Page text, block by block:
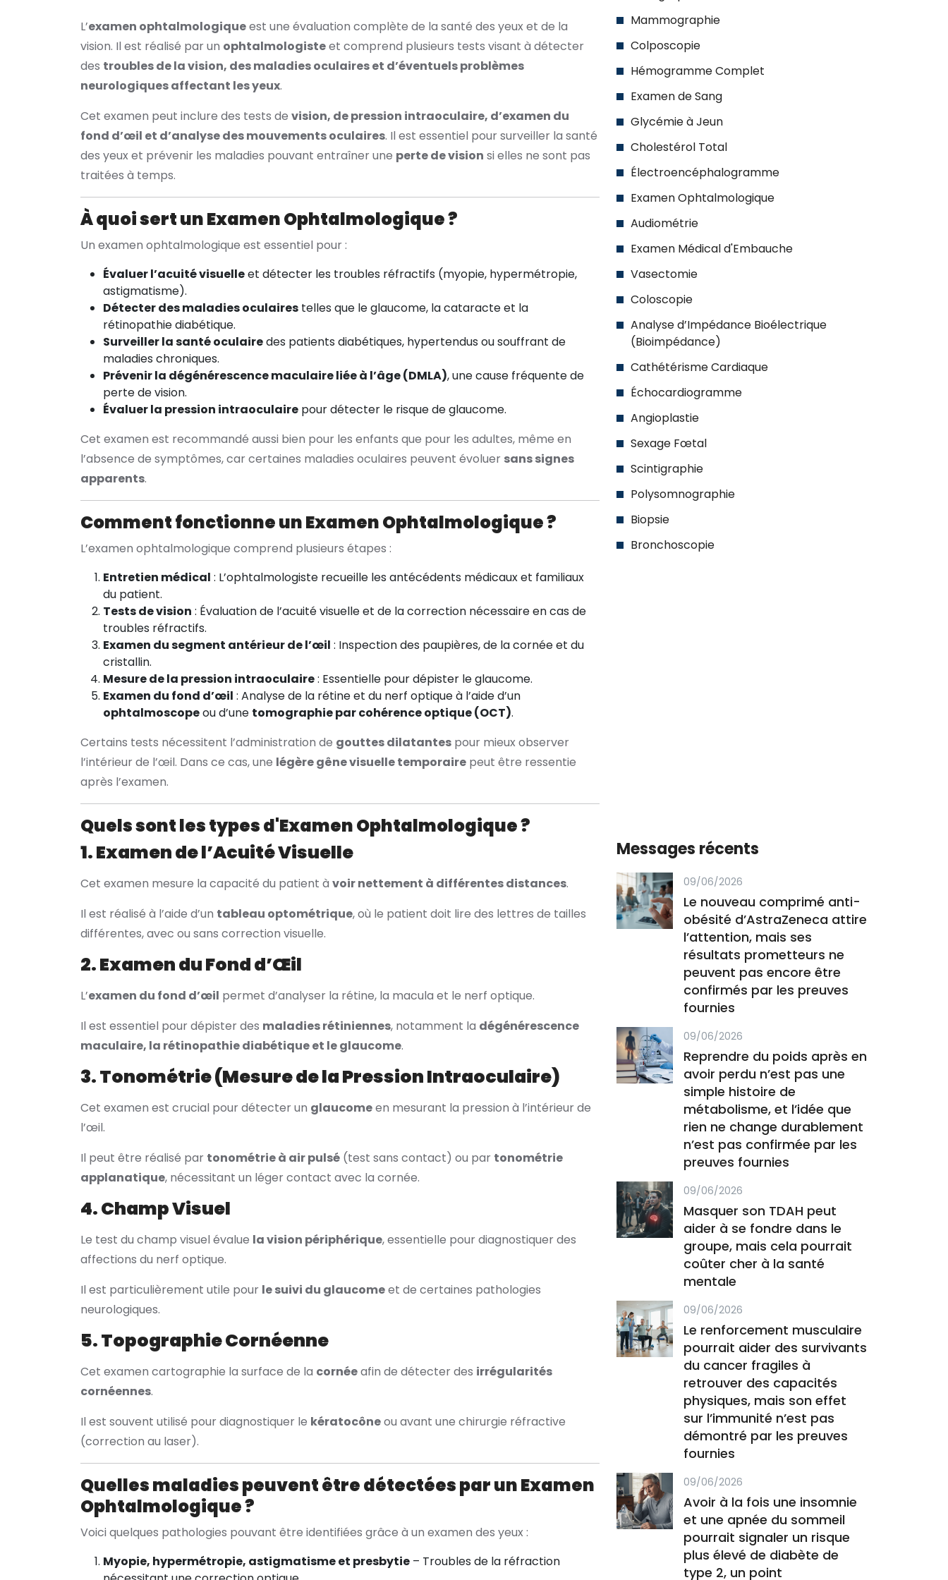
L’examen ophtalmologiqueest une évaluation complète de la santé des yeux et de la
vision. Il est réalisé par un ophtalmologisteet comprend plusieurs tests visant à détecter
des troubles de la vision, des maladies oculaires et d’éventuels problèmes
neurologiques affectant les yeux.
Cet examen peut inclure des tests de vision, de pression intraoculaire, d’examen du
fond d’œil et d’analyse des mouvements oculaires. Il est essentiel pour surveiller la santé
des yeux et prévenir les maladies pouvant entraîner une perte de vision si elles ne sont pas
traitées à temps.
À quoi sert un Examen Ophtalmologique ?
Un examen ophtalmologique est essentiel pour :
Évaluer l’acuité visuelleet détecter les troubles réfractifs (myopie, hypermétropie,
astigmatisme).
Détecter des maladies oculaires telles que le glaucome, la cataracte et la
rétinopathie diabétique.
Surveiller la santé oculairedes patients diabétiques, hypertendus ou souffrant de
maladies chroniques.
Prévenir la dégénérescence maculaire liée à l’âge (DMLA), une cause fréquente de
perte de vision.
Évaluer la pression intraoculaire pour détecter le risque de glaucome.
Cet examen est recommandé aussi bien pour les enfants que pour les adultes, même en
l’absence de symptômes, car certaines maladies oculaires peuvent évoluer sans signes
apparents.
Comment fonctionne un Examen Ophtalmologique ?
L’examen ophtalmologique comprend plusieurs étapes :
Entretien médical : L’ophtalmologiste recueille les antécédents médicaux et familiaux
du patient.
Tests de vision : Évaluation de l’acuité visuelle et de la correction nécessaire en cas de
troubles réfractifs.
Examen du segment antérieur de l’œil : Inspection des paupières, de la cornée et du
cristallin.
Mesure de la pression intraoculaire: Essentielle pour dépister le glaucome.
Examen du fond d’œil : Analyse de la rétine et du nerf optique à l’aide d’un
ophtalmoscopeou d’une tomographie par cohérence optique (OCT).
Certains tests nécessitent l’administration de gouttes dilatantes pour mieux observer
l’intérieur de l’œil. Dans ce cas, une légère gêne visuelle temporaire peut être ressentie
après l’examen.
Quels sont les types d'Examen Ophtalmologique ?
1. Examen de l’Acuité Visuelle
Cet examen mesure la capacité du patient à voir nettement à différentes distances.
Il est réalisé à l’aide d’un tableau optométrique, où le patient doit lire des lettres de tailles
différentes, avec ou sans correction visuelle.
2. Examen du Fond d’Œil
L’examen du fond d’œil permet d’analyser la rétine, la macula et le nerf optique.
Il est essentiel pour dépister des maladies rétiniennes, notamment la dégénérescence
maculaire, la rétinopathie diabétique et le glaucome.
3. Tonométrie (Mesure de la Pression Intraoculaire)
Cet examen est crucial pour détecter un glaucomeen mesurant la pression à l’intérieur de
l’œil.
Il peut être réalisé par tonométrie à air pulsé (test sans contact) ou par tonométrie
applanatique, nécessitant un léger contact avec la cornée.
4. Champ Visuel
Le test du champ visuel évalue la vision périphérique, essentielle pour diagnostiquer des
affections du nerf optique.
Il est particulièrement utile pour le suivi du glaucomeet de certaines pathologies
neurologiques.
5. Topographie Cornéenne
Cet examen cartographie la surface de la cornéeafin de détecter des irrégularités
cornéennes.
Il est souvent utilisé pour diagnostiquer le kératocôneou avant une chirurgie réfractive
(correction au laser).
Quelles maladies peuvent être détectées par un Examen
Ophtalmologique ?
Voici quelques pathologies pouvant être identifiées grâce à un examen des yeux :
Myopie, hypermétropie, astigmatisme et presbytie – Troubles de la réfraction
Mammographie
Colposcopie
Hémogramme Complet
Examen de Sang
Glycémie à Jeun
Cholestérol Total
Électroencéphalogramme
Examen Ophtalmologique
Audiométrie
Examen Médical d'Embauche
Vasectomie
Coloscopie
Analyse d’Impédance Bioélectrique
(Bioimpédance)
Cathétérisme Cardiaque
Échocardiogramme
Angioplastie
Sexage Fœtal
Scintigraphie
Polysomnographie
Biopsie
Bronchoscopie
Messages récents
09/06/2026
Le nouveau comprimé anti-
obésité d’AstraZeneca attire
l’attention, mais ses
résultats prometteurs ne
peuvent pas encore être
confirmés par les preuves
fournies
09/06/2026
Reprendre du poids après en
avoir perdu n’est pas une
simple histoire de
métabolisme, et l’idée que
rien ne change durablement
n’est pas confirmée par les
preuves fournies
09/06/2026
Masquer son TDAH peut
aider à se fondre dans le
groupe, mais cela pourrait
coûter cher à la santé
mentale
09/06/2026
Le renforcement musculaire
pourrait aider des survivants
du cancer fragiles à
retrouver des capacités
physiques, mais son effet
sur l’immunité n’est pas
démontré par les preuves
fournies
09/06/2026
Avoir à la fois une insomnie
et une apnée du sommeil
pourrait signaler un risque
plus élevé de diabète de
type 2, un point